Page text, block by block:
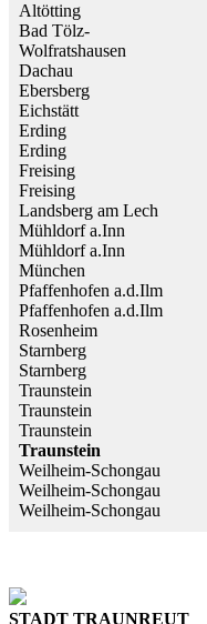
Altötting
Bad Tölz-
Wolfratshausen
Dachau
Ebersberg
Eichstätt
Erding
Erding
Freising
Freising
Landsberg am Lech
Mühldorf a.Inn
Mühldorf a.Inn
München
Pfaffenhofen a.d.Ilm
Pfaffenhofen a.d.Ilm
Rosenheim
Starnberg
Starnberg
Traunstein
Traunstein
Traunstein
Traunstein
Weilheim-Schongau
Weilheim-Schongau
Weilheim-Schongau
STADT TRAUNREUT